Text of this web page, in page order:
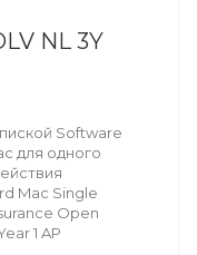
NL 3Y
Software
для одного
Mac Single
Open
1 AP